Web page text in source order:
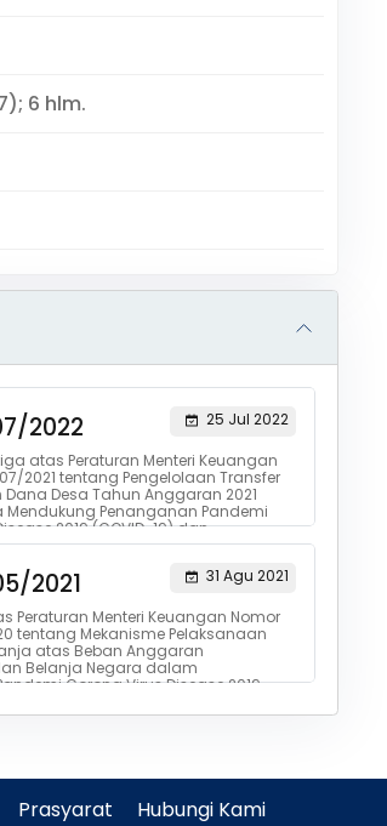
6 hlm.
2022
25 Jul 2022
atas Peraturan Menteri Keuangan
2021 tentang Pengelolaan Transfer
Dana Desa Tahun Anggaran 2021
Penanganan Pandemi
2019 (COVID-19) dan
2021
31 Agu 2021
Peraturan Menteri Keuangan Nomor
tentang Mekanisme Pelaksanaan
atas Beban Anggaran
Belanja Negara dalam
Corona Virus Disease 2019
Prasyarat Hubungi Kami